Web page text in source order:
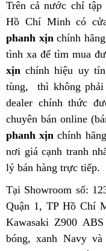
Trên cả nước bảng
giá
chỉ tập
Hồ Chí MinhPháp
có
phanh xịnnhập
hàng
chính hãng
tình xa để tìm mua
xịnbỏ
sỉ
chính hiệu uy
tùng,
Kawasaki
Z900
ABS
phanh
2
kênh
thì không
dealer chính thức
chuyên bán online
phanh xịnchính
nơi Z900
ABS
2023
phanh
giá cạnh tranh
lý bán hàng trực tiếp
bị
bảo
.
Tại Showroom số:
Quận 1, TP Hồ Chí
Kawasaki Z900
bóng, xanh Navy